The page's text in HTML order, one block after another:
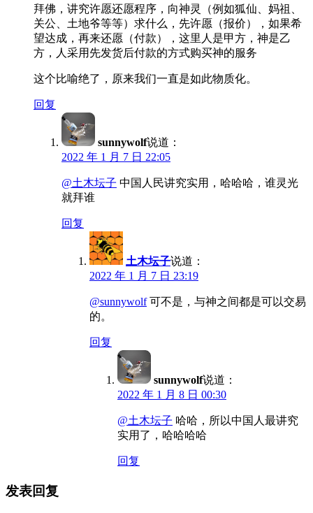
拜佛，讲究许愿还愿程序，向神灵（例如狐仙、妈祖、
关公、土地爷等等）求什么，先许愿（报价），如果希
望达成，再来还愿（付款），这里人是甲方，神是乙
方，人采用先发货后付款的方式购买神的服务
这个比喻绝了，原来我们一直是如此物质化。
回复
sunnywolf说道：
2022 年 1 月 7 日 22:05
@土木坛子 中国人民讲究实用，哈哈哈，谁灵光
就拜谁
回复
土木坛子说道：
2022 年 1 月 7 日 23:19
@sunnywolf可不是，与神之间都是可以交易
的。
回复
sunnywolf说道：
2022 年 1 月 8 日 00:30
@土木坛子 哈哈，所以中国人最讲究
实用了，哈哈哈哈
回复
发表回复